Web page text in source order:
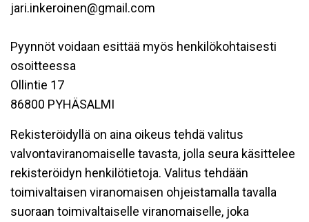
jari.inkeroinen@gmail.com
Pyynnöt voidaan esittää myös henkilökohtaisesti
osoitteessa
Ollintie 17
86800 PYHÄSALMI
Rekisteröidyllä on aina oikeus tehdä valitus
valvontaviranomaiselle tavasta, jolla seura käsittelee
rekisteröidyn henkilötietoja. Valitus tehdään
toimivaltaisen viranomaisen ohjeistamalla tavalla
suoraan toimivaltaiselle viranomaiselle, joka